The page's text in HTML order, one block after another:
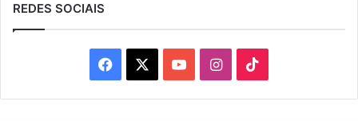
REDES SOCIAIS
Facebook YouTubeInstagram